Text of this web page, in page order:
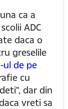
ca a
ADC
daca o
greselile
ul de pe
cu
dar din
vreti sa